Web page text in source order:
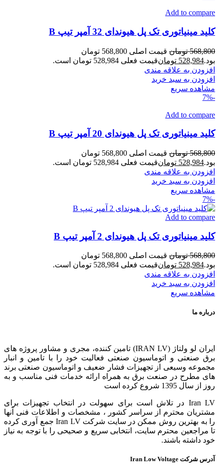
Add to compare
کلید مینیاتوری تک پل هیوندای 32 آمپر تیپ B
568,800 تومان
قیمت اصلی 568,800 تومان
بود.528,984 تومانقیمت فعلی 528,984 تومان است.
افزودن به علاقه مندی
افزودن به سبد خرید
مشاهده سریع
-7%
Add to compare
کلید مینیاتوری تک پل هیوندای 20 آمپر تیپ B
568,800 تومان
قیمت اصلی 568,800 تومان
بود.528,984 تومانقیمت فعلی 528,984 تومان است.
افزودن به علاقه مندی
افزودن به سبد خرید
مشاهده سریع
-7%
Add to compare
کلید مینیاتوری تک پل هیوندای 2 آمپر تیپ B
568,800 تومان
قیمت اصلی 568,800 تومان
بود.528,984 تومانقیمت فعلی 528,984 تومان است.
افزودن به علاقه مندی
افزودن به سبد خرید
مشاهده سریع
درباره ما
ایران لو ولتاژ (IRAN LV) تامین کننده، مجری و مشاور پروژه های
برق صنعتی و اتوماسیون صنعتی فعالیت خود را با تامین و انبار
مجموعه وسیعی از تجهیزات فشار ضعیف و اتوماسیون صنعتی برند
های مطرح در صنعت برق به همراه ارائه خدمات فنی مناسب و به
روز از سال 1395 شروع کرده است
Iran LV در تلاش است برای سهولت در انتخاب تجهیزات برای
مشتریان محترم از سراسر کشور ، مشخصات و اطلاعات فنی آنها
را به بهترین روش ممکن در سایت شرکت Iran LV جمع آوری کرده
تا مراجعین محترم سایت، انتخابی سریع و صحیحی را با توجه به نیاز
خود داشته باشند.
آدرس شرکت Iran Low Voltage